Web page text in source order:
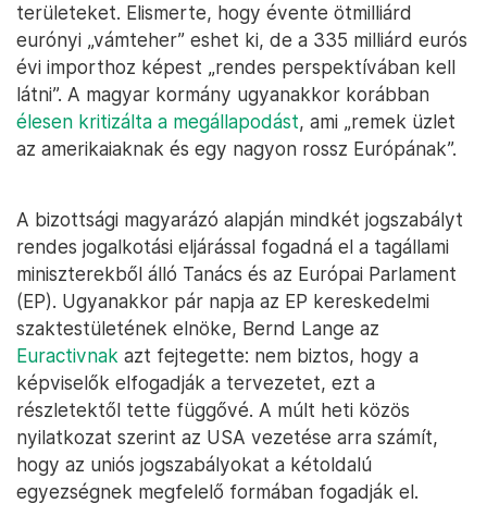
területeket. Elismerte, hogy évente ötmilliárd
eurónyi „vámteher” eshet ki, de a 335 milliárd eurós
évi importhoz képest „rendes perspektívában kell
látni”. A magyar kormány ugyanakkor korábban
élesen kritizálta a megállapodást, ami „remek üzlet
az amerikaiaknak és egy nagyon rossz Európának”.
A bizottsági magyarázó alapján mindkét jogszabályt
rendes jogalkotási eljárással fogadná el a tagállami
miniszterekből álló Tanács és az Európai Parlament
(EP). Ugyanakkor pár napja az EP kereskedelmi
szaktestületének elnöke, Bernd Lange az
Euractivnak azt fejtegette: nem biztos, hogy a
képviselők elfogadják a tervezetet, ezt a
részletektől tette függővé. A múlt heti közös
nyilatkozat szerint az USA vezetése arra számít,
hogy az uniós jogszabályokat a kétoldalú
egyezségnek megfelelő formában fogadják el.